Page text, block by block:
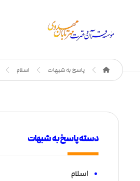
پاسخ به شبهات اسلام
دسته پاسخ به شبهات
اسلام